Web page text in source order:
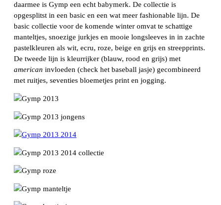
daarmee is Gymp een echt babymerk. De collectie is
opgesplitst in een basic en een wat meer fashionable lijn. De
basic collectie voor de komende winter omvat te schattige
manteltjes, snoezige jurkjes en mooie longsleeves in in zachte
pastelkleuren als wit, ecru, roze, beige en grijs en streepprints.
De tweede lijn is kleurrijker (blauw, rood en grijs) met
american invloeden (check het baseball jasje) gecombineerd
met ruitjes, seventies bloemetjes print en jogging.